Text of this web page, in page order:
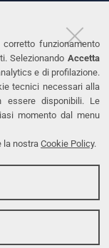
funzionamento
Selezionando Accetta
e di profilazione.
tecnici necessari alla
essere disponibili. Le
momento dal menu
la nostra Cookie Policy.